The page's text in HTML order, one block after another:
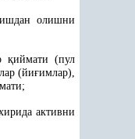
олишни
қиймати (пул
(йиғимлар),
активни